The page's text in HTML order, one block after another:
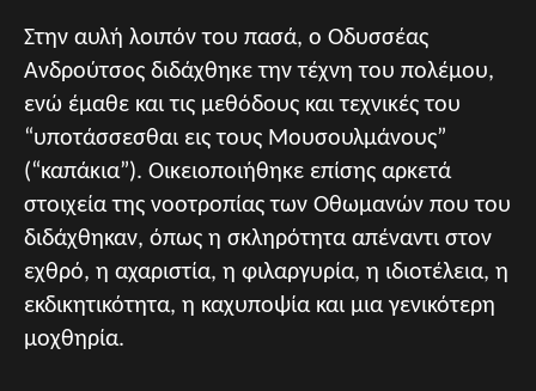
Στην αυλή λοιπόν του πασά, ο Οδυσσέας
Ανδρούτσος διδάχθηκε την τέχνη του πολέμου,
ενώ έμαθε και τις μεθόδους και τεχνικές του
“υποτάσσεσθαι εις τους Μουσουλμάνους”
(“καπάκια”). Οικειοποιήθηκε επίσης αρκετά
στοιχεία της νοοτροπίας των Οθωμανών που του
διδάχθηκαν, όπως η σκληρότητα απέναντι στον
εχθρό, η αχαριστία, η φιλαργυρία, η ιδιοτέλεια, η
εκδικητικότητα, η καχυποψία και μια γενικότερη
μοχθηρία.